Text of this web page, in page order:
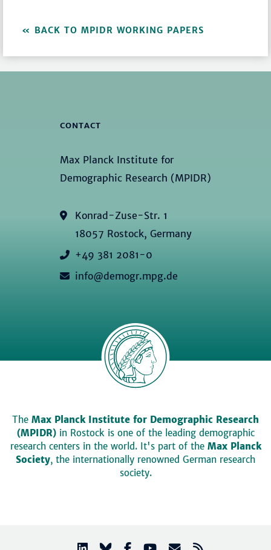
BACK TO MPIDR WORKING PAPERS
CONTACT
Max Planck Institute for
Demographic Research (MPIDR)
Konrad-Zuse-Str. 1
18057 Rostock, Germany
+49 381 2081-0
info@demogr.mpg.de
The Max Planck Institute for Demographic Research
(MPIDR)in Rostock is one of the leading demographic
research centers in the world. It's part of the Max Planck
Society, the internationally renowned German research
society.